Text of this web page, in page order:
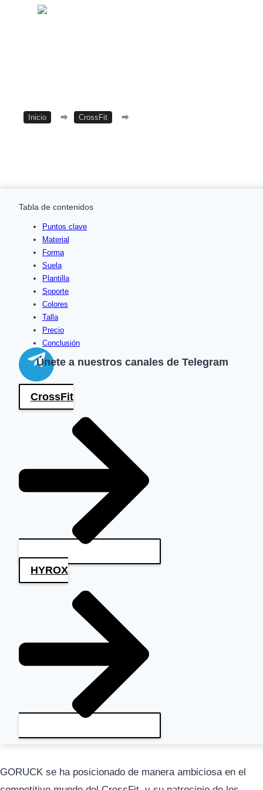
Inicio ⮕ CrossFit ⮕
Tabla de contenidos
Puntos clave
Material
Forma
Suela
Plantilla
Soporte
Colores
Talla
Precio
Conclusión
Únete a nuestros canales de Telegram
CrossFit
HYROX
GORUCK se ha posicionado de manera ambiciosa en el